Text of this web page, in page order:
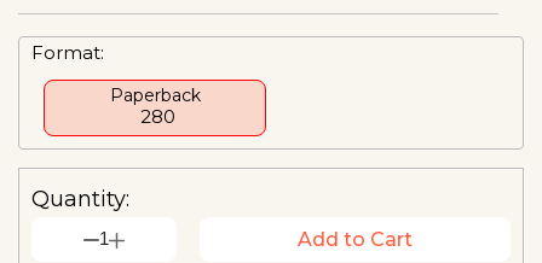
Format:
Paperback
₹ 280
Quantity:
1 Add to Cart